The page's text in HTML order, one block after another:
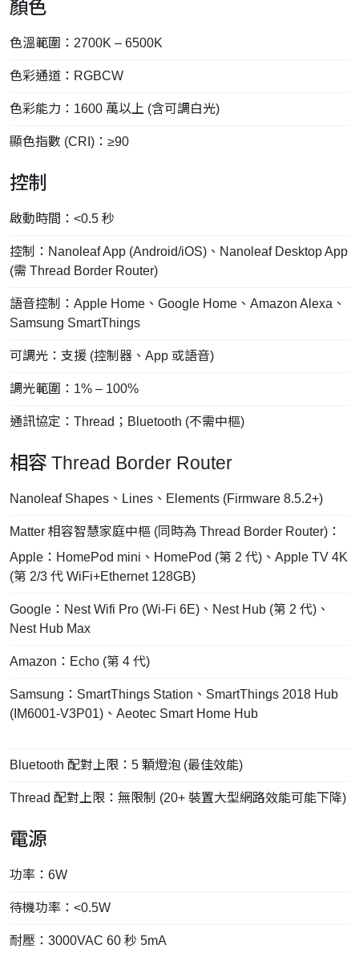
顏色
色溫範圍：2700K – 6500K
色彩通道：RGBCW
色彩能力：1600 萬以上 (含可調白光)
顯色指數 (CRI)：≥90
控制
啟動時間：<0.5 秒
控制：Nanoleaf App (Android/iOS)、Nanoleaf Desktop App
(需 Thread Border Router)
語音控制：Apple Home、Google Home、Amazon Alexa、
Samsung SmartThings
可調光：支援 (控制器、App 或語音)
調光範圍：1% – 100%
通訊協定：Thread；Bluetooth (不需中樞)
相容 Thread Border Router
Nanoleaf Shapes、Lines、Elements (Firmware 8.5.2+)
Matter 相容智慧家庭中樞 (同時為 Thread Border Router)：
Apple：HomePod mini、HomePod (第 2 代)、Apple TV 4K
(第 2/3 代 WiFi+Ethernet 128GB)
Google：Nest Wifi Pro (Wi-Fi 6E)、Nest Hub (第 2 代)、
Nest Hub Max
Amazon：Echo (第 4 代)
Samsung：SmartThings Station、SmartThings 2018 Hub
(IM6001-V3P01)、Aeotec Smart Home Hub
Bluetooth 配對上限：5 顆燈泡 (最佳效能)
Thread 配對上限：無限制 (20+ 裝置大型網路效能可能下降)
電源
功率：6W
待機功率：<0.5W
耐壓：3000VAC 60 秒 5mA